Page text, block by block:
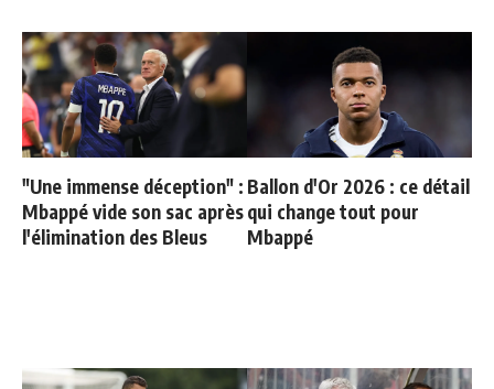
"Une immense déception" :
Mbappé vide son sac après
l'élimination des Bleus
Ballon d'Or 2026 : ce détail
qui change tout pour
Mbappé